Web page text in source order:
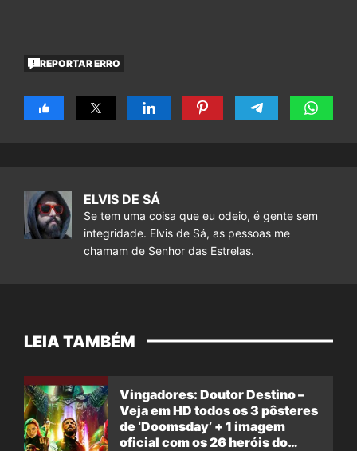
REPORTAR ERRO
ELVIS DE SÁ
Se tem uma coisa que eu odeio, é gente sem
integridade. Elvis de Sá, as pessoas me
chamam de Senhor das Estrelas.
LEIA TAMBÉM
Vingadores: Doutor Destino –
Veja em HD todos os 3 pôsteres
de ‘Doomsday’ + 1 imagem
oficial com os 26 heróis do